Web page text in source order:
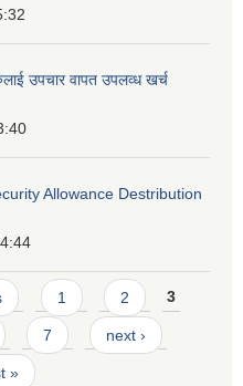
उपचार वापत उपलव्ध खर्च
Allowance Destribution
1 2 3
7 next ›
»